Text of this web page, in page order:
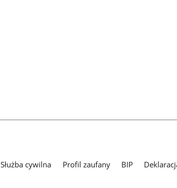
Służba cywilna Profil zaufany BIP